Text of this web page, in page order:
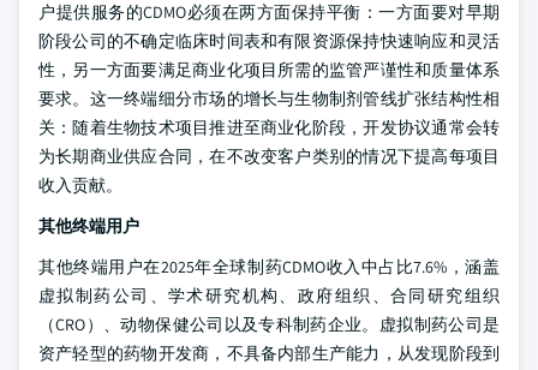
户提供服务的CDMO必须在两方面保持平衡：一方面要对早期
阶段公司的不确定临床时间表和有限资源保持快速响应和灵活
性，另一方面要满足商业化项目所需的监管严谨性和质量体系
要求。这一终端细分市场的增长与生物制剂管线扩张结构性相
关：随着生物技术项目推进至商业化阶段，开发协议通常会转
为长期商业供应合同，在不改变客户类别的情况下提高每项目
收入贡献。
其他终端用户
其他终端用户在2025年全球制药CDMO收入中占比7.6%，涵盖
虚拟制药公司、学术研究机构、政府组织、合同研究组织
（CRO）、动物保健公司以及专科制药企业。虚拟制药公司是
资产轻型的药物开发商，不具备内部生产能力，从发现阶段到